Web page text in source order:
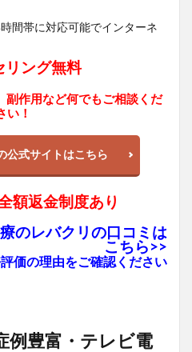
間帯に対応可能でインターネ
リング無料
副作用など何でもご相談くだ
い！
公式サイトはこちら
額返金制度あり
のレバクリの口コミは
こちら>>
価の理由をご確認ください
豊富・テレビ電